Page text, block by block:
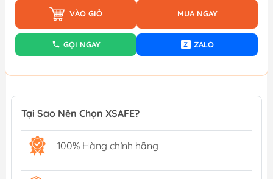
VÀO GIỎ MUA NGAY
GỌI NGAY Z ZALO
Tại Sao Nên Chọn XSAFE?
100% Hàng chính hãng